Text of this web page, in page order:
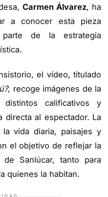
Carmen Álvarez, ha
a conocer esta pieza
de la estrategia
el vídeo, titulado
, recoge imágenes de la
distintos calificativos y
directa al espectador. La
vida diaria, paisajes y
el objetivo de reflejar la
Sanlúcar, tanto para
quienes la habitan.